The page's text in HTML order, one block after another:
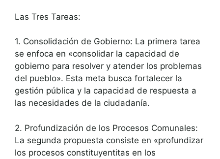
Las Tres Tareas:
1. Consolidación de Gobierno: La primera tarea
se enfoca en «consolidar la capacidad de
gobierno para resolver y atender los problemas
del pueblo». Esta meta busca fortalecer la
gestión pública y la capacidad de respuesta a
las necesidades de la ciudadanía.
2. Profundización de los Procesos Comunales:
La segunda propuesta consiste en «profundizar
los procesos constituyentitas en los